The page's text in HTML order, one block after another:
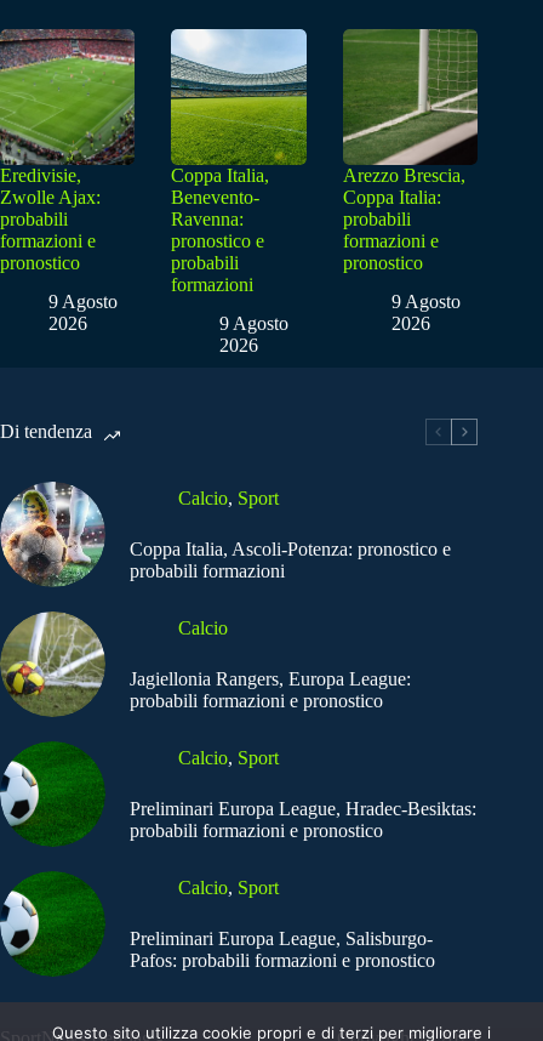
Eredivisie,
Zwolle Ajax:
probabili
formazioni e
pronostico
9 Agosto
2026
Coppa Italia,
Benevento-
Ravenna:
pronostico e
probabili
formazioni
9 Agosto
2026
Arezzo Brescia,
Coppa Italia:
probabili
formazioni e
pronostico
9 Agosto
2026
Di tendenza
Calcio, Sport
Coppa Italia, Ascoli-Potenza: pronostico e
probabili formazioni
Calcio
Jagiellonia Rangers, Europa League:
probabili formazioni e pronostico
Calcio, Sport
Preliminari Europa League, Hradec-Besiktas:
probabili formazioni e pronostico
Calcio, Sport
Preliminari Europa League, Salisburgo-
Pafos: probabili formazioni e pronostico
Questo sito utilizza cookie propri e di terzi per migliorare i